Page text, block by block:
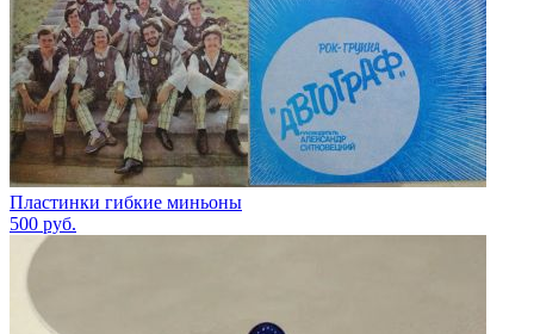
Пластинки гибкие миньоны
500 руб.